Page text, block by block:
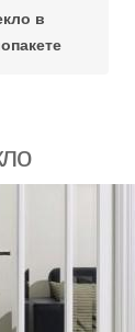
в